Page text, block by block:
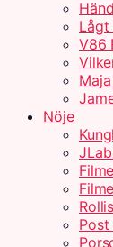
Lågt
V86
Nöje